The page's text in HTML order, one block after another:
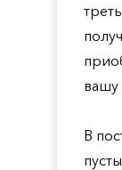
вашу
В